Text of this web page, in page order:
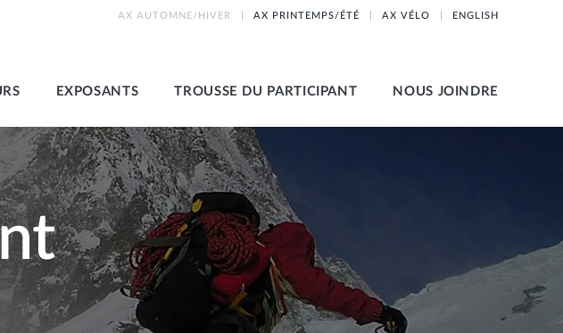
ENGLISH
AX AUTOMNE/HIVER AX PRINTEMPS/ÉTÉ AX VÉLO
EXPOSANTS TROUSSE DU PARTICIPANT NOUS JOINDRE